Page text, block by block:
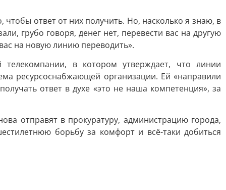
ответ от них получить. Но, насколько я знаю, в
грубо говоря, денег нет, перевести вас на другую
на новую линию переводить».
в котором утверждает, что линии
ресурсоснабжающей организации. Ей «направили
ответ в духе «это не наша компетенция», за
отправят в прокуратуру, администрацию города,
борьбу за комфорт и всё-таки добиться